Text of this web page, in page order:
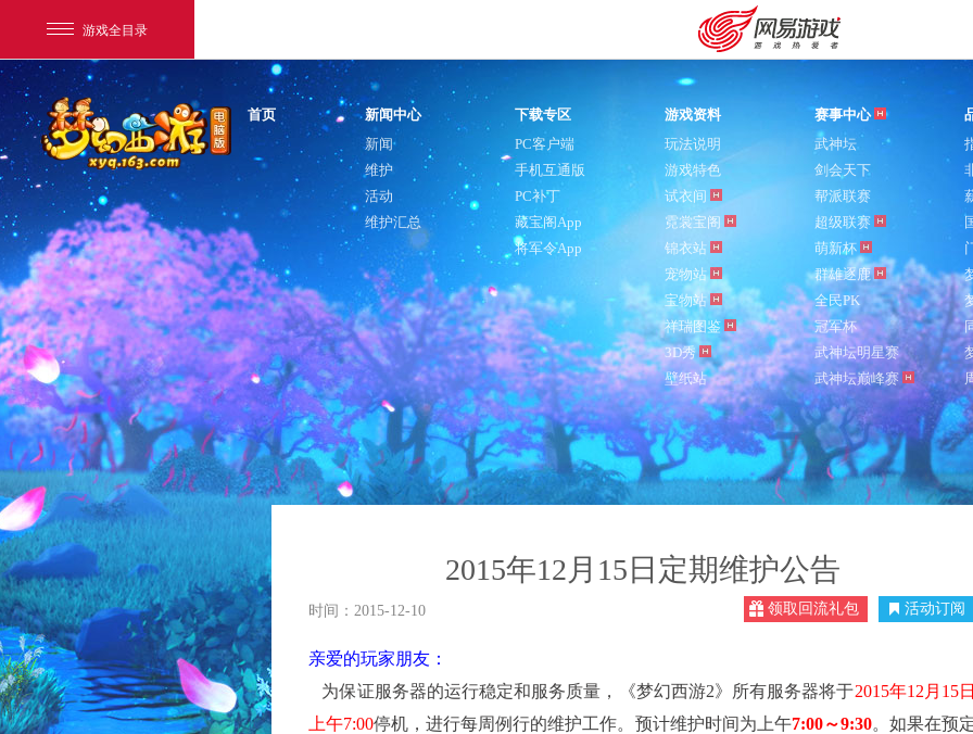
游戏全目录
网易游戏
游戏爱好者
我的足迹： 梦幻西游电脑版
购卡充值 客服中心
首页 新闻中心 下载专区 游戏资料 赛事中心
新闻
维护
活动
维护汇总
PC客户端
手机互通版
PC补丁
藏宝阁App
将军令App
玩法说明
游戏特色
试衣间
霓裳宝阁
锦衣站
宠物站
宝物站
祥瑞图鉴
3D秀
壁纸站
武神坛
剑会天下
帮派联赛
超级联赛
萌新杯
群雄逐鹿
全民PK
冠军杯
武神坛明星赛
武神坛巅峰赛
2015年12月15日定期维护公告
领取回流礼包 活动订阅
时间：2015-12-10
亲爱的玩家朋友：
为保证服务器的运行稳定和服务质量，《梦幻西游2》所有服务器将于2015年12 月 15
上午7:00停机，进行每周例行的维护工作。预计维护时间为上午7:00～9:30。如果在预